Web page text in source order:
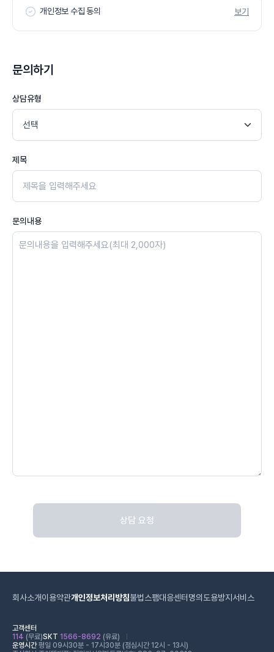
개인정보 수집 동의 보기
문의하기
상담유형
제목
문의내용
상담 요청
회사소개이용약관개인정보처리방침불법스팸대응센터 명의도용방지서비스
고객센터
114 (무료)SKT 1566-8692 (유료)
운영시간평일 09시30분 - 17시30분 (점심시간 12시 - 13시)